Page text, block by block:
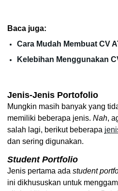
Baca juga:
Cara Mudah Membuat CV
Kelebihan Menggunakan
Jenis-Jenis Portofolio
Mungkin masih banyak yang
memiliki beberapa jenis. Nah,
salah lagi, berikut beberapa
dan sering digunakan.
Student Portfolio
Jenis pertama ada student
ini dikhususkan untuk